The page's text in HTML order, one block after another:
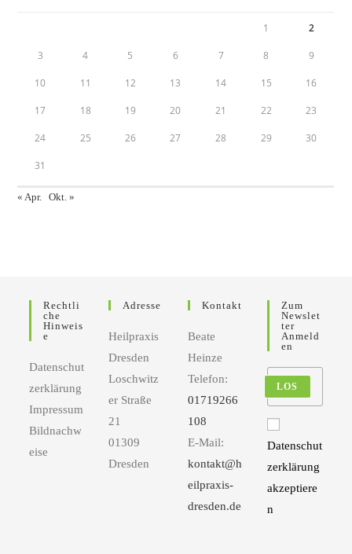
1 2
3 4 5 6 7 8 9
10 11 12 13 14 15 16
17 18 19 20 21 22 23
24 25 26 27 28 29 30
31
« Apr. Okt. »
Rechtli
Che
Hinweis
E
Datenschut
zerklärung
Impressum
Bildnachw
eise
Adresse
Heilpraxis
Dresden
Loschwitz
er Straße
21
01309
Dresden
Kontakt
Beate
Heinze
Telefon:
01719266
108
E-Mail:
kontakt@h
eilpraxis-
dresden.de
Zum
Newslet
Ter
Anmeld
En
LOS
Datenschut
zerklärung
akzeptiere
n